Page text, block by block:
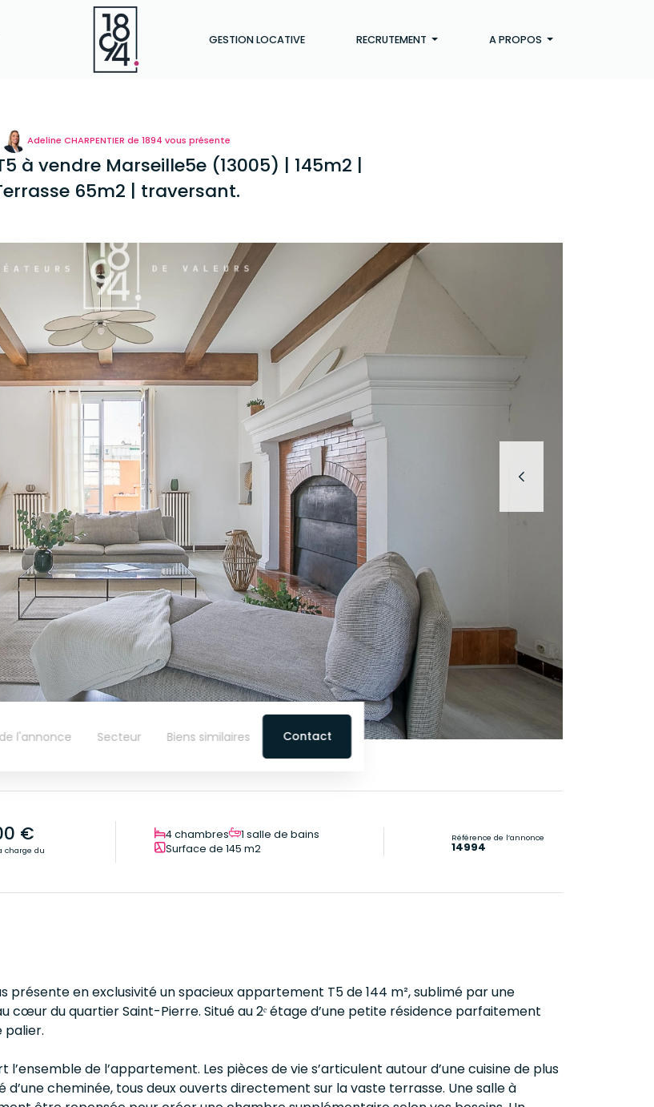
GESTION LOCATIVE RECRUTEMENT A PROPOS
Adeline CHARPENTIER de 1894 vous présente
à vendre Marseille5e (13005) | 145m2 |
65m2 | traversant.
l'annonce Secteur Biens similaires Contact
€
charge du
4 chambres
1 salle de bains
Surface de 145 m2
Référence de l’annonce
14994
présente en exclusivité un spacieux appartement T5 de 144 m², sublimé par une
cœur du quartier Saint-Pierre. Situé au 2ᵉ étage d’une petite résidence parfaitement
palier.
l’ensemble de l’appartement. Les pièces de vie s’articulent autour d’une cuisine de plus
d’une cheminée, tous deux ouverts directement sur la vaste terrasse. Une salle à